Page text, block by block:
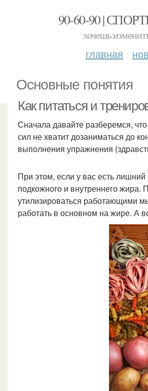
90-60-90 |
хочешь
главная
Основные понятия
Как питаться и
Сначала давайте разберемся,
сил не хватит дозаниматься до
выполнения упражнения
При этом, если у вас есть
подкожного и внутреннего жира.
утилизироваться работающими
работать в основном на жире. А